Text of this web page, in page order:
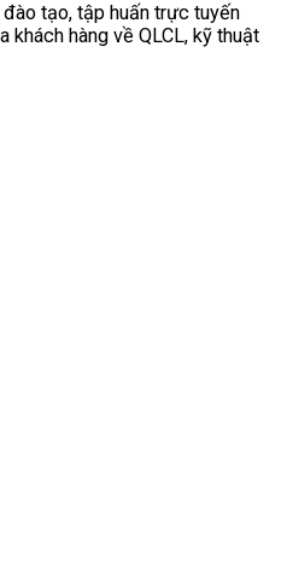
tạo, tập huấn trực tuyến
hàng về QLCL, kỹ thuật